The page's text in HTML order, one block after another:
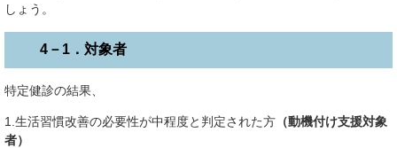
しょう。
4－1．対象者
特定健診の結果、
1.生活習慣改善の必要性が中程度と判定された方 （動機付け支援対象
者）